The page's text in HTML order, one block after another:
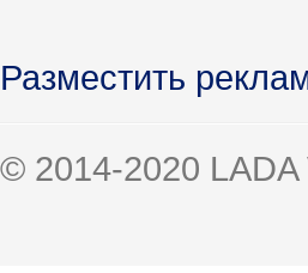
Разместить
© 2014-2020